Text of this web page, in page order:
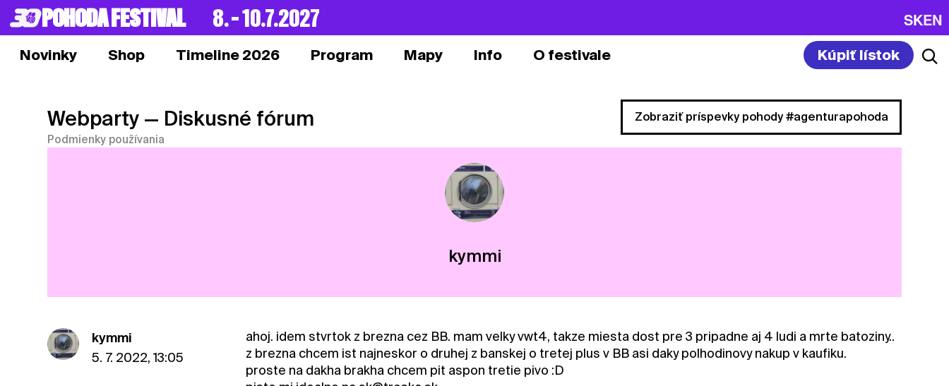
POHODA FESTIVAL 8. – 10.7.2027 SKEN
Novinky Shop Timeline 2026 Program Mapy Info O festivale Kúpiť lístok
Webparty — Diskusné fórum
Podmienky používania
Zobraziť príspevky pohody #agenturapohoda
kymmi
kymmi
5. 7. 2022, 13:05
ahoj. idem stvrtok z brezna cez BB. mam velky vwt4, takze miesta dost pre 3 pripadne aj 4 ludi a mrte batoziny..
z brezna chcem ist najneskor o druhej z banskej o tretej plus v BB asi daky polhodinovy nakup v kaufiku.
proste na dakha brakha chcem pit aspon tretie pivo :D